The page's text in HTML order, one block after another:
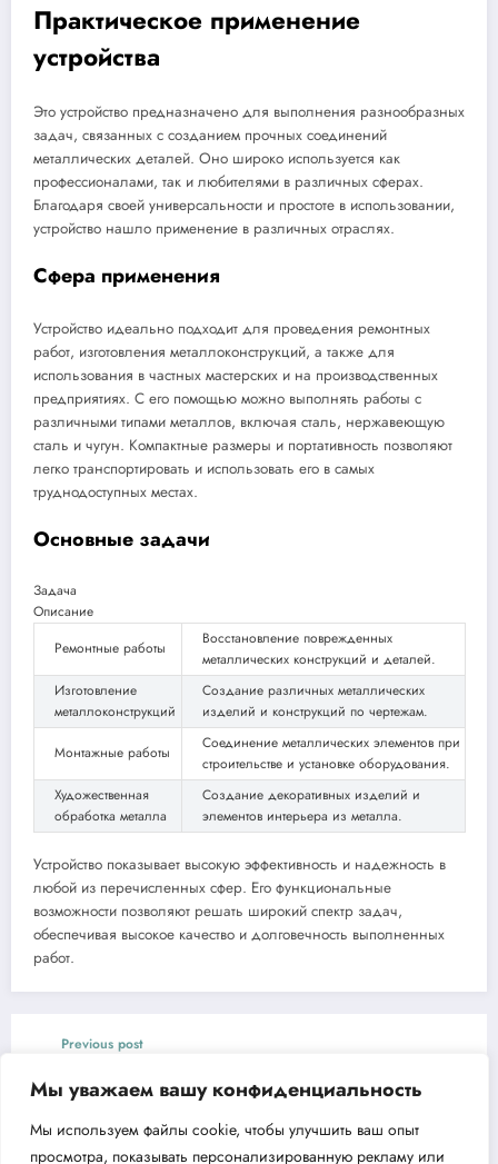
Мы уважаем вашу конфиденциальность
Мы используем файлы cookie, чтобы улучшить ваш опыт
просмотра, показывать персонализированную рекламу или
Практическое применение
устройства
Это устройство предназначено для выполнения разнообразных
задач, связанных с созданием прочных соединений
металлических деталей. Оно широко используется как
профессионалами, так и любителями в различных сферах.
Благодаря своей универсальности и простоте в использовании,
устройство нашло применение в различных отраслях.
Сфера применения
Устройство идеально подходит для проведения ремонтных
работ, изготовления металлоконструкций, а также для
использования в частных мастерских и на производственных
предприятиях. С его помощью можно выполнять работы с
различными типами металлов, включая сталь, нержавеющую
сталь и чугун. Компактные размеры и портативность позволяют
легко транспортировать и использовать его в самых
труднодоступных местах.
Основные задачи
Задача
Описание
Ремонтные работы
Восстановление поврежденных
металлических конструкций и деталей.
Изготовление
металлоконструкций
Создание различных металлических
изделий и конструкций по чертежам.
Монтажные работы
Соединение металлических элементов при
строительстве и установке оборудования.
Художественная
обработка металла
Создание декоративных изделий и
элементов интерьера из металла.
Устройство показывает высокую эффективность и надежность в
любой из перечисленных сфер. Его функциональные
возможности позволяют решать широкий спектр задач,
обеспечивая высокое качество и долговечность выполненных
работ.
Previous post
159-160A
Next post